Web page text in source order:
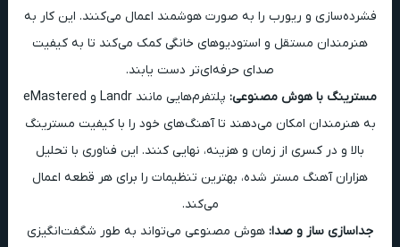
فشرده‌سازی و ریورب را به صورت هوشمند اعمال می‌کنند. این کار به
هنرمندان مستقل و استودیوهای خانگی کمک می‌کند تا به کیفیت
صدای حرفه‌ای‌تر دست یابند.
مسترینگ با هوش مصنوعی:
پلتفرم‌هایی مانند Landr و eMastered
به هنرمندان امکان می‌دهند تا آهنگ‌های خود را با کیفیت مسترینگ
بالا و در کسری از زمان و هزینه، نهایی کنند. این فناوری با تحلیل
هزاران آهنگ مستر شده، بهترین تنظیمات را برای هر قطعه اعمال
می‌کند.
جداسازی ساز و صدا: هوش مصنوعی می‌تواند به طور شگفت‌انگیزی